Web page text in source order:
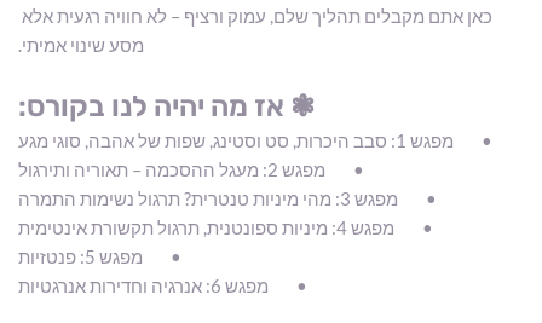
כאן אתם מקבלים תהליך שלם, עמוק ורציף – לא חוויה רגעית אלא
מסע שינוי אמיתי.
❃ אז מה יהיה לנו בקורס:
מפגש 1: סבב היכרות, סט וסטינג, שפות של אהבה, סוגי מגע
מפגש 2: מעגל ההסכמה – תאוריה ותירגול
מפגש 3: מהי מיניות טנטרית? תרגול נשימות התמרה
מפגש 4: מיניות ספונטנית, תרגול תקשורת אינטימית
מפגש 5: פנטזיות
מפגש 6: אנרגיה וחדירות אנרגטיות